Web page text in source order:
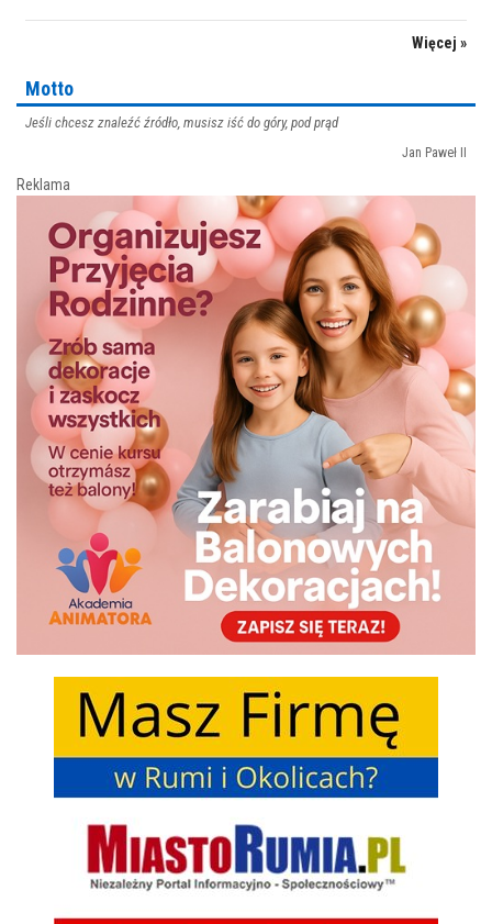
Więcej »
Motto
Jeśli chcesz znaleźć źródło, musisz iść do góry, pod prąd
Jan Paweł II
Reklama